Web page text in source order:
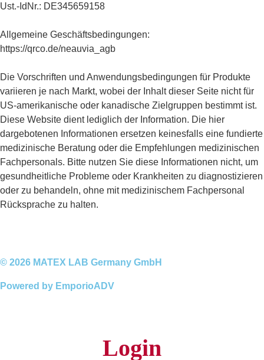
Ust.-IdNr.: DE345659158
Allgemeine Geschäftsbedingungen:
https://qrco.de/neauvia_agb
Die Vorschriften und Anwendungsbedingungen für Produkte
variieren je nach Markt, wobei der Inhalt dieser Seite nicht für
US-amerikanische oder kanadische Zielgruppen bestimmt ist.
Diese Website dient lediglich der Information. Die hier
dargebotenen Informationen ersetzen keinesfalls eine fundierte
medizinische Beratung oder die Empfehlungen medizinischen
Fachpersonals. Bitte nutzen Sie diese Informationen nicht, um
gesundheitliche Probleme oder Krankheiten zu diagnostizieren
oder zu behandeln, ohne mit medizinischem Fachpersonal
Rücksprache zu halten.
© 2026 MATEX LAB Germany GmbH
Powered by EmporioADV
Login